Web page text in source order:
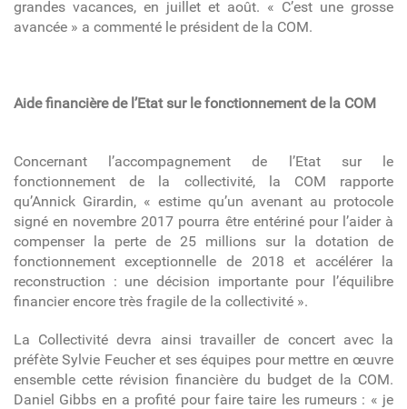
grandes vacances, en juillet et août. « C’est une grosse
avancée » a commenté le président de la COM.
Aide financière de l’Etat sur le fonctionnement de la COM
Concernant l’accompagnement de l’Etat sur le
fonctionnement de la collectivité, la COM rapporte
qu’Annick Girardin, « estime qu’un avenant au protocole
signé en novembre 2017 pourra être entériné pour l’aider à
compenser la perte de 25 millions sur la dotation de
fonctionnement exceptionnelle de 2018 et accélérer la
reconstruction : une décision importante pour l’équilibre
financier encore très fragile de la collectivité ».
La Collectivité devra ainsi travailler de concert avec la
préfète Sylvie Feucher et ses équipes pour mettre en œuvre
ensemble cette révision financière du budget de la COM.
Daniel Gibbs en a profité pour faire taire les rumeurs : « je